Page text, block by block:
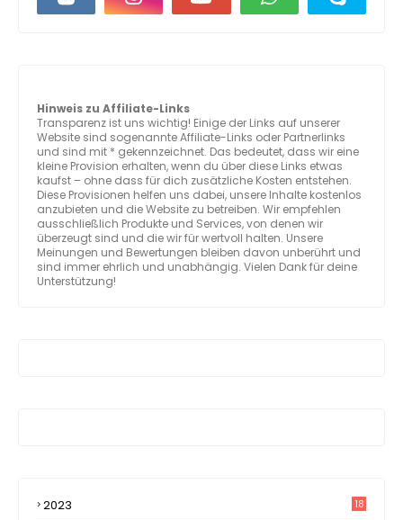
Hinweis zu Affiliate-Links
Transparenz ist uns wichtig! Einige der Links auf unserer
Website sind sogenannte Affiliate-Links oder Partnerlinks
und sind mit * gekennzeichnet. Das bedeutet, dass wir eine
kleine Provision erhalten, wenn du über diese Links etwas
kaufst – ohne dass für dich zusätzliche Kosten entstehen.
Diese Provisionen helfen uns dabei, unsere Inhalte kostenlos
anzubieten und die Website zu betreiben. Wir empfehlen
ausschließlich Produkte und Services, von denen wir
überzeugt sind und die wir für wertvoll halten. Unsere
Meinungen und Bewertungen bleiben davon unberührt und
sind immer ehrlich und unabhängig. Vielen Dank für deine
Unterstützung!
2023
18